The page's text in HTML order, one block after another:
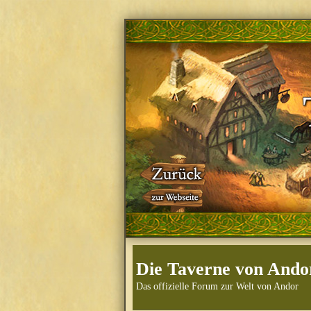
Die Taverne von
Das offizielle Forum zur Welt von Andor